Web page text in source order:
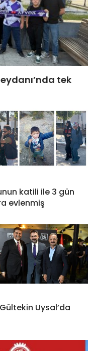
tek
katili ile 3 gün
evlenmiş
Uysal’da